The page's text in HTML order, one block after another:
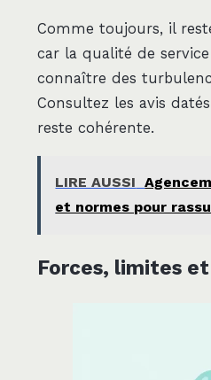
Comme toujours, il
car la qualité de
connaître des
Consultez les avis
reste cohérente.
LIRE AUSSI
et normes pour
Forces, limites